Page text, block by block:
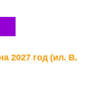
2027 год (ил. В.